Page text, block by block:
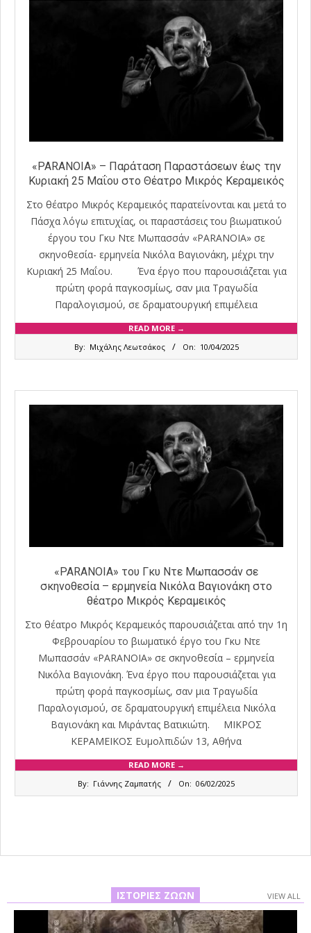
«PARANOIA» – Παράταση Παραστάσεων έως την
Κυριακή 25 Μαΐου στο Θέατρο Μικρός Κεραμεικός
Στο θέατρο Μικρός Κεραμεικός παρατείνονται και μετά το
Πάσχα λόγω επιτυχίας, οι παραστάσεις του βιωματικού
έργου του Γκυ Ντε Μωπασσάν «PARANOIA» σε
σκηνοθεσία- ερμηνεία Νικόλα Βαγιονάκη, μέχρι την
Κυριακή 25 Μαΐου. Ένα έργο που παρουσιάζεται για
πρώτη φορά παγκοσμίως, σαν μια Τραγωδία
Παραλογισμού, σε δραματουργική επιμέλεια
READ MORE →
By: Μιχάλης Λεωτσάκος On: 10/04/2025
«PARANOIA» του Γκυ Ντε Μωπασσάν σε
σκηνοθεσία – ερμηνεία Νικόλα Βαγιονάκη στο
θέατρο Μικρός Κεραμεικός
Στο θέατρο Μικρός Κεραμεικός παρουσιάζεται από την 1η
Φεβρουαρίου το βιωματικό έργο του Γκυ Ντε
Μωπασσάν «PARANOIA» σε σκηνοθεσία – ερμηνεία
Νικόλα Βαγιονάκη. Ένα έργο που παρουσιάζεται για
πρώτη φορά παγκοσμίως, σαν μια Τραγωδία
Παραλογισμού, σε δραματουργική επιμέλεια Νικόλα
Βαγιονάκη και Μιράντας Βατικιώτη. ΜΙΚΡΟΣ
ΚΕΡΑΜΕΙΚΟΣ Ευμολπιδών 13, Αθήνα
READ MORE →
By: Γιάννης Ζαμπατής On: 06/02/2025
ΙΣΤΟΡΊΕΣ ΖΏΩΝ VIEW ALL